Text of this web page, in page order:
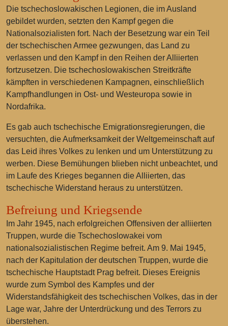
Die tschechoslowakischen Legionen, die im Ausland
gebildet wurden, setzten den Kampf gegen die
Nationalsozialisten fort. Nach der Besetzung war ein Teil
der tschechischen Armee gezwungen, das Land zu
verlassen und den Kampf in den Reihen der Alliierten
fortzusetzen. Die tschechoslowakischen Streitkräfte
kämpften in verschiedenen Kampagnen, einschließlich
Kampfhandlungen in Ost- und Westeuropa sowie in
Nordafrika.
Es gab auch tschechische Emigrationsregierungen, die
versuchten, die Aufmerksamkeit der Weltgemeinschaft auf
das Leid ihres Volkes zu lenken und um Unterstützung zu
werben. Diese Bemühungen blieben nicht unbeachtet, und
im Laufe des Krieges begannen die Alliierten, das
tschechische Widerstand heraus zu unterstützen.
Befreiung und Kriegsende
Im Jahr 1945, nach erfolgreichen Offensiven der alliierten
Truppen, wurde die Tschechoslowakei vom
nationalsozialistischen Regime befreit. Am 9. Mai 1945,
nach der Kapitulation der deutschen Truppen, wurde die
tschechische Hauptstadt Prag befreit. Dieses Ereignis
wurde zum Symbol des Kampfes und der
Widerstandsfähigkeit des tschechischen Volkes, das in der
Lage war, Jahre der Unterdrückung und des Terrors zu
überstehen.